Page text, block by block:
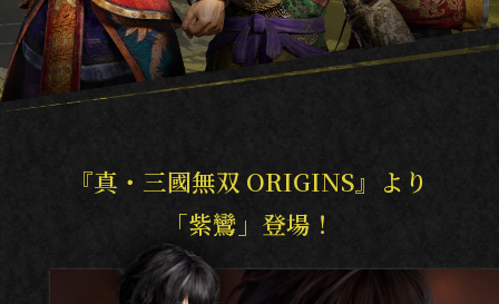
『真・三國無双 ORIGINS』より
「紫鸞」登場！